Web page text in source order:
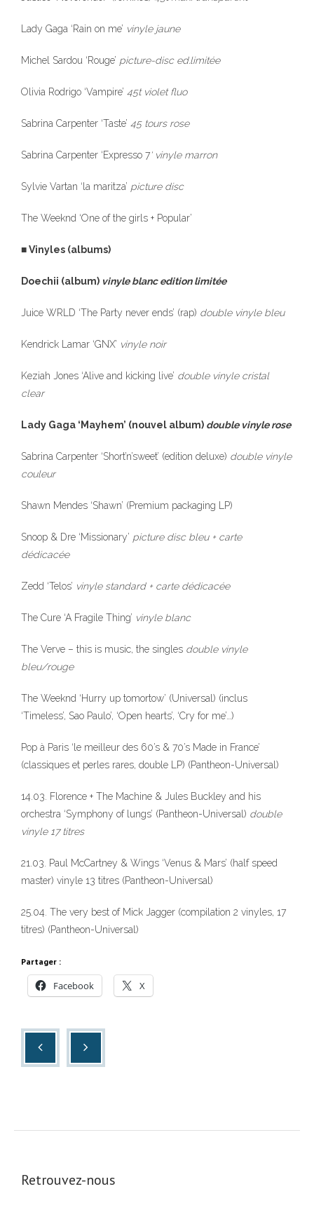
Lady Gaga ‘Rain on me’ vinyle jaune
Michel Sardou ‘Rouge’ picture-disc ed.limitée
Olivia Rodrigo ‘Vampire’ 45t violet fluo
Sabrina Carpenter ‘Taste’ 45 tours rose
Sabrina Carpenter ‘Expresso 7‘ vinyle marron
Sylvie Vartan ‘la maritza’ picture disc
The Weeknd ‘One of the girls + Popular’
■ Vinyles (albums)
Doechii (album) vinyle blanc edition limitée
Juice WRLD ‘The Party never ends’ (rap) double vinyle bleu
Kendrick Lamar ‘GNX’ vinyle noir
Keziah Jones ‘Alive and kicking live’ double vinyle cristal
clear
Lady Gaga ‘Mayhem’ (nouvel album) double vinyle rose
Sabrina Carpenter ‘Short’n’sweet’ (edition deluxe) double vinyle
couleur
Shawn Mendes ‘Shawn’ (Premium packaging LP)
Snoop & Dre ‘Missionary’ picture disc bleu + carte
dédicacée
Zedd ‘Telos’ vinyle standard + carte dédicacée
The Cure ‘A Fragile Thing’ vinyle blanc
The Verve – this is music, the singles double vinyle
bleu/rouge
The Weeknd ‘Hurry up tomortow’ (Universal) (inclus
‘Timeless’, Sao Paulo’, ‘Open hearts’, ‘Cry for me’…)
Pop à Paris ‘le meilleur des 60’s & 70’s Made in France’
(classiques et perles rares, double LP) (Pantheon-Universal)
14.03. Florence + The Machine & Jules Buckley and his
orchestra ‘Symphony of lungs’ (Pantheon-Universal) double
vinyle 17 titres
21.03. Paul McCartney & Wings ‘Venus & Mars’ (half speed
master) vinyle 13 titres (Pantheon-Universal)
25.04. The very best of Mick Jagger (compilation 2 vinyles, 17
titres) (Pantheon-Universal)
Partager :
Facebook X
Retrouvez-nous